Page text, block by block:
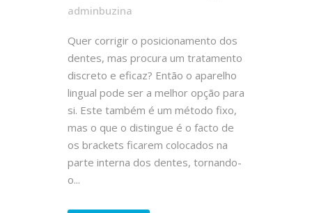
adminbuzina
Quer corrigir o posicionamento dos
dentes, mas procura um tratamento
discreto e eficaz? Então o aparelho
lingual pode ser a melhor opção para
si. Este também é um método fixo,
mas o que o distingue é o facto de
os brackets ficarem colocados na
parte interna dos dentes, tornando-
o...